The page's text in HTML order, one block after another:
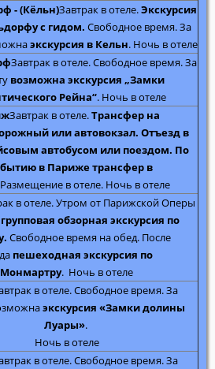
- (Кёльн)Завтрак в отеле.Экскурсия
с гидом. Свободное время. За
экскурсия в Кельн. Ночь в отеле
Завтрак в отеле. Свободное время. За
возможна экскурсия „Замки
Рейна“. Ночь в отеле
Завтрак в отеле.Трансфер на
или автовокзал. Отъезд в
автобусом или поездом. По
в Париже трансфер в
Размещение в отеле. Ночь в отеле
в отеле. Утром от Парижской Оперы
групповая обзорная экскурсия по
Свободное время на обед. После
пешеходная экскурсия по
Монмартру. Ночь в отеле
в отеле. Свободное время. За
экскурсия «Замки долины
Луары».
Ночь в отеле
в отеле. Свободное время. За